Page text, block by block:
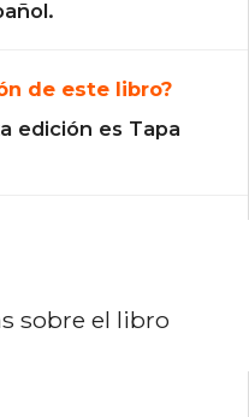
de este libro?
edición es Tapa
sobre el libro